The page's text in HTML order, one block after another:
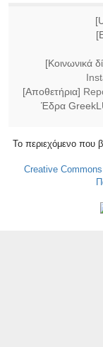
[Κοινωνικά
[Αποθετήρια]
Έδρα
Το περιεχόμενο που
Creative